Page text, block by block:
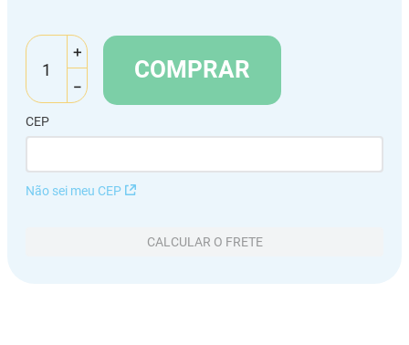
＋
－
COMPRAR
CEP
Não sei meu CEP
CALCULAR O FRETE